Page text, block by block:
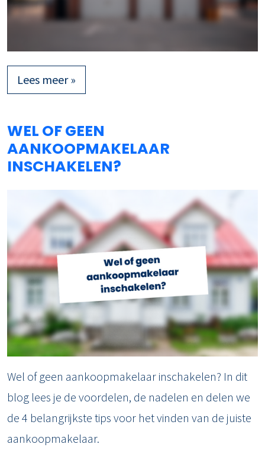
Lees meer »
WEL OF GEEN
AANKOOPMAKELAAR
INSCHAKELEN?
Wel of geen aankoopmakelaar inschakelen? In dit
blog lees je de voordelen, de nadelen en delen we
de 4 belangrijkste tips voor het vinden van de juiste
aankoopmakelaar.